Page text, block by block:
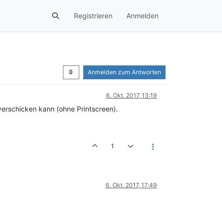
Registrieren Anmelden
Anmelden zum Antworten
6. Okt. 2017, 13:19
kann (ohne Printscreen).
1
6. Okt. 2017, 17:49